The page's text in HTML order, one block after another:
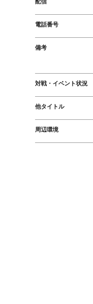
電話番号
備考
対戦・イベント状況
他タイトル
周辺環境